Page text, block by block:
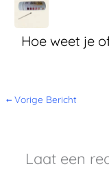
Hoe weet je
← Vorige Bericht
Laat een